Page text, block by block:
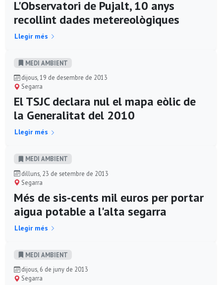
L'Observatori de Pujalt, 10 anys
recollint dades metereològiques
Llegir més
MEDI AMBIENT
dijous, 19 de desembre de 2013
Segarra
El TSJC declara nul el mapa eòlic de
la Generalitat del 2010
Llegir més
MEDI AMBIENT
dilluns, 23 de setembre de 2013
Segarra
Més de sis-cents mil euros per portar
aigua potable a l'alta segarra
Llegir més
MEDI AMBIENT
dijous, 6 de juny de 2013
Segarra